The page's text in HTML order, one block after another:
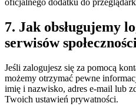
7. Jak obsługujemy
serwisów
Jeśli zalogujesz się za pomocą
możemy otrzymać pewne
imię i nazwisko, adres e-mail lub
Twoich ustawień prywatności.